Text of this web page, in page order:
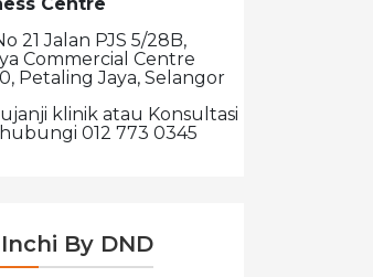
21 Jalan PJS 5/28B,
Commercial Centre
Petaling Jaya, Selangor
klinik atau Konsultasi
012 773 0345
By DND